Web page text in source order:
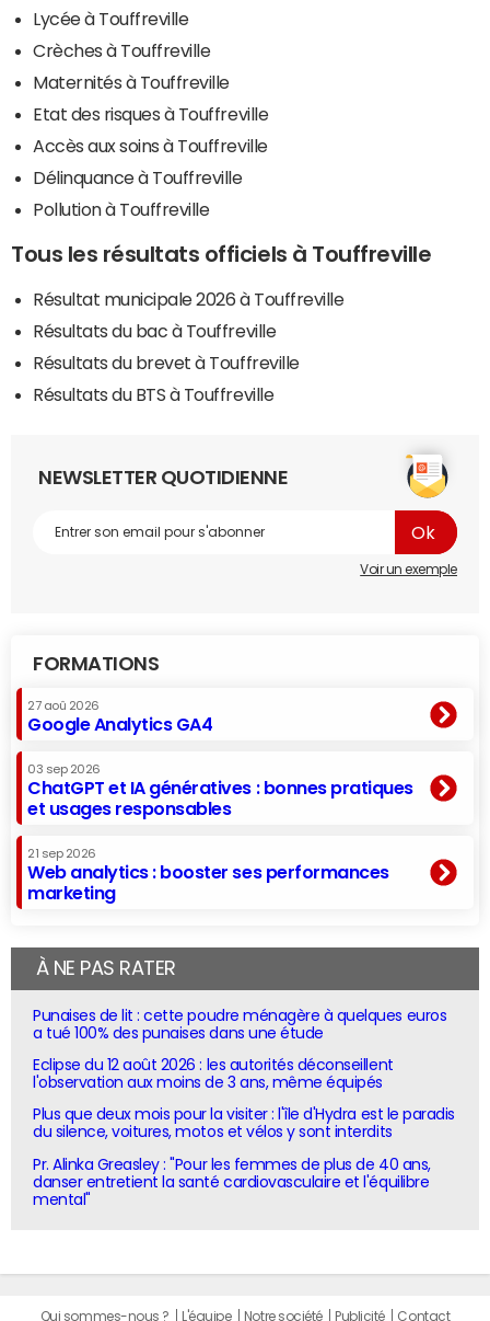
Lycée à Touffreville
Crèches à Touffreville
Maternités à Touffreville
Etat des risques à Touffreville
Accès aux soins à Touffreville
Délinquance à Touffreville
Pollution à Touffreville
Tous les résultats officiels à Touffreville
Résultat municipale 2026 à Touffreville
Résultats du bac à Touffreville
Résultats du brevet à Touffreville
Résultats du BTS à Touffreville
NEWSLETTER QUOTIDIENNE
Voir un exemple
FORMATIONS
27 aoû 2026
Google Analytics GA4
03 sep 2026
ChatGPT et IA génératives : bonnes pratiques
et usages responsables
21 sep 2026
Web analytics : booster ses performances
marketing
À NE PAS RATER
Punaises de lit : cette poudre ménagère à quelques euros
a tué 100% des punaises dans une étude
Eclipse du 12 août 2026 : les autorités déconseillent
l'observation aux moins de 3 ans, même équipés
Plus que deux mois pour la visiter : l'île d'Hydra est le paradis
du silence, voitures, motos et vélos y sont interdits
Pr. Alinka Greasley : "Pour les femmes de plus de 40 ans,
danser entretient la santé cardiovasculaire et l'équilibre
mental"
Qui sommes-nous ? L'équipe Notre société Publicité Contact